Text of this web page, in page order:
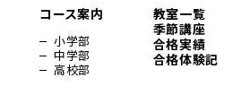
コース案内
小学部
中学部
高校部
教室一覧
季節講座
合格実績
合格体験記